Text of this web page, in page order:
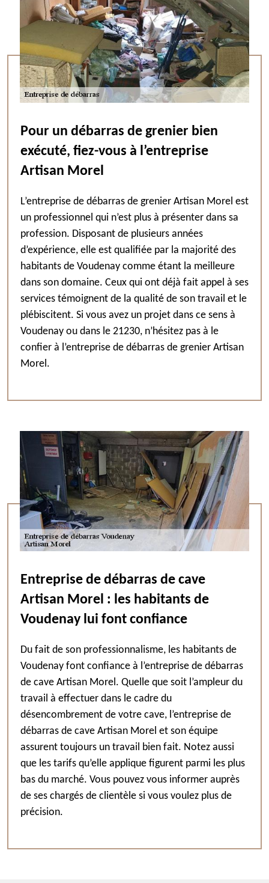
Pour un débarras de grenier bien
exécuté, fiez-vous à l’entreprise
Artisan Morel
L’entreprise de débarras de grenier Artisan Morel est
un professionnel qui n’est plus à présenter dans sa
profession. Disposant de plusieurs années
d’expérience, elle est qualifiée par la majorité des
habitants de Voudenay comme étant la meilleure
dans son domaine. Ceux qui ont déjà fait appel à ses
services témoignent de la qualité de son travail et le
plébiscitent. Si vous avez un projet dans ce sens à
Voudenay ou dans le 21230, n’hésitez pas à le
confier à l’entreprise de débarras de grenier Artisan
Morel.
Entreprise de débarras de cave
Artisan Morel : les habitants de
Voudenay lui font confiance
Du fait de son professionnalisme, les habitants de
Voudenay font confiance à l’entreprise de débarras
de cave Artisan Morel. Quelle que soit l’ampleur du
travail à effectuer dans le cadre du
désencombrement de votre cave, l’entreprise de
débarras de cave Artisan Morel et son équipe
assurent toujours un travail bien fait. Notez aussi
que les tarifs qu’elle applique figurent parmi les plus
bas du marché. Vous pouvez vous informer auprès
de ses chargés de clientèle si vous voulez plus de
précision.